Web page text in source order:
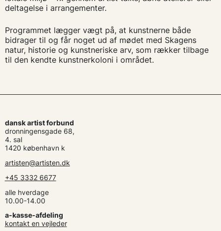
deltagelse i arrangementer.
Programmet lægger vægt på, at kunstnerne både
bidrager til og får noget ud af mødet med Skagens
natur, historie og kunstneriske arv, som rækker tilbage
til den kendte kunstnerkoloni i området.
dansk artist forbund
dronningensgade 68,
4. sal
1420 københavn k
artisten@artisten.dk
+45 3332 6677
alle hverdage
10.00-14.00
a-kasse-afdeling
kontakt en vejleder